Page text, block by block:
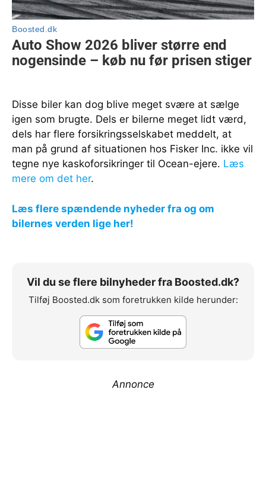
Disse biler kan dog blive meget svære at sælge
igen som brugte. Dels er bilerne meget lidt værd,
dels har flere forsikringsselskabet meddelt, at
man på grund af situationen hos Fisker Inc. ikke vil
tegne nye kaskoforsikringer til Ocean-ejere. Læs
mere om det her.
Læs flere spændende nyheder fra og om
bilernes verden lige her!
Vil du se flere bilnyheder fra Boosted.dk?
Tilføj Boosted.dk som foretrukken kilde herunder:
Annonce